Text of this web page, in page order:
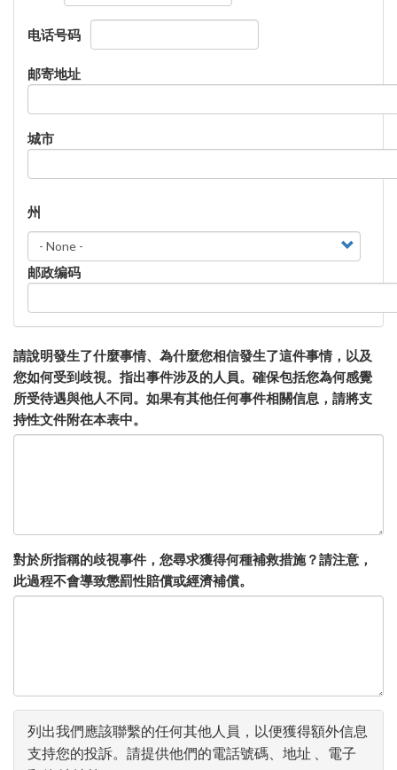
电话号码
邮寄地址
城市
州
州
邮政编码
請說明發生了什麼事情、為什麼您相信發生了這件事情，以及
您如何受到歧視。指出事件涉及的人員。確保包括您為何感覺
所受待遇與他人不同。如果有其他任何事件相關信息，請將支
持性文件附在本表中。
對於所指稱的歧視事件，您尋求獲得何種補救措施？請注意，
此過程不會導致懲罰性賠償或經濟補償。
列出我們應該聯繫的任何其他人員，以便獲得額外信息
支持您的投訴。請提供他們的電話號碼、地址 、電子